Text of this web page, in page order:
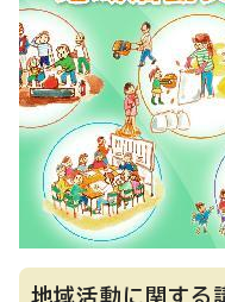
地域活動に関する